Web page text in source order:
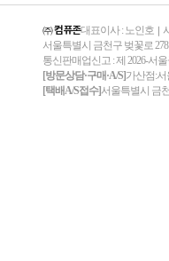
㈜ 컴퓨존대표이사 : 노인호 ｜
서울특별시 금천구 벚꽃로
통신판매업신고 : 제 2026-서
[방문상담·구매·A/S]가산점:서
[택배A/S접수]서울특별시 금